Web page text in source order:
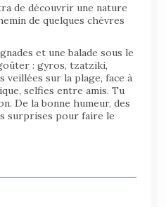
de découvrir une nature
de quelques chèvres
et une balade sous le
: gyros, tzatziki,
veillées sur la plage, face à
selfies entre amis. Tu
De la bonne humeur, des
surprises pour faire le